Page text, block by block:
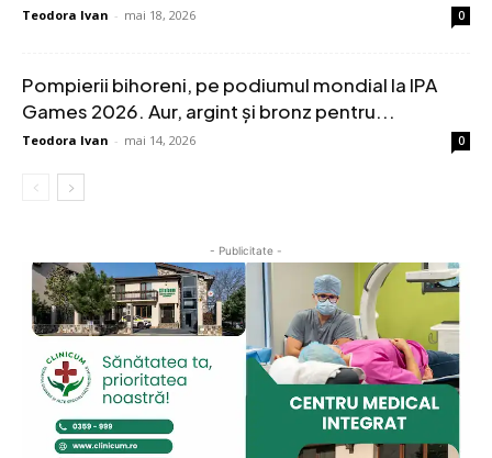
Teodora Ivan - mai 18, 2026 0
Pompierii bihoreni, pe podiumul mondial la IPA
Games 2026. Aur, argint și bronz pentru...
Teodora Ivan - mai 14, 2026 0
- Publicitate -